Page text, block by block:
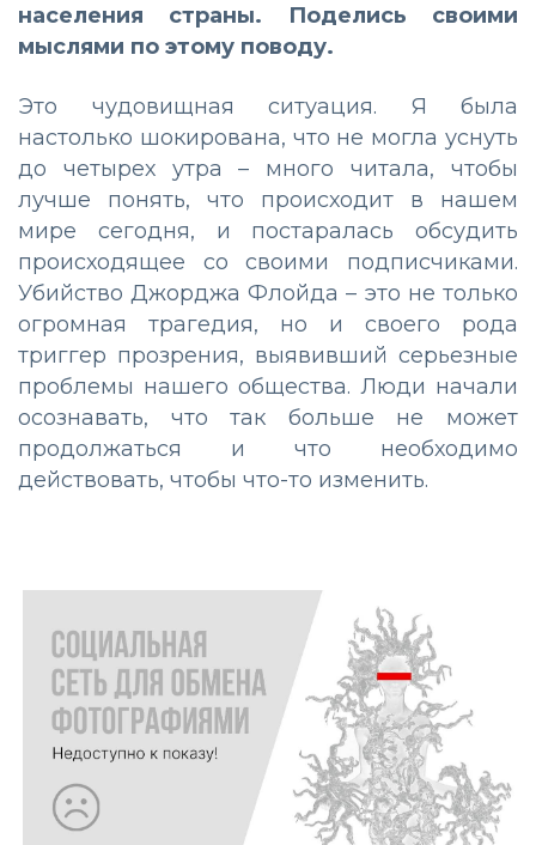
населения страны. Поделись своими
мыслями по этому поводу.
Это чудовищная ситуация. Я была
настолько шокирована, что не могла уснуть
до четырех утра – много читала, чтобы
лучше понять, что происходит в нашем
мире сегодня, и постаралась обсудить
происходящее со своими подписчиками.
Убийство Джорджа Флойда – это не только
огромная трагедия, но и своего рода
триггер прозрения, выявивший серьезные
проблемы нашего общества. Люди начали
осознавать, что так больше не может
продолжаться и что необходимо
действовать, чтобы что-то изменить.